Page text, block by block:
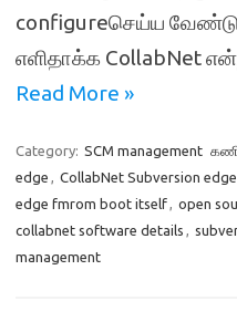
configureசெய்ய
எளிதாக்க CollabNet
Read More »
Category: SCM management
edge , CollabNet Subversion
edge fmrom boot itself, open
collabnet software details ,
management